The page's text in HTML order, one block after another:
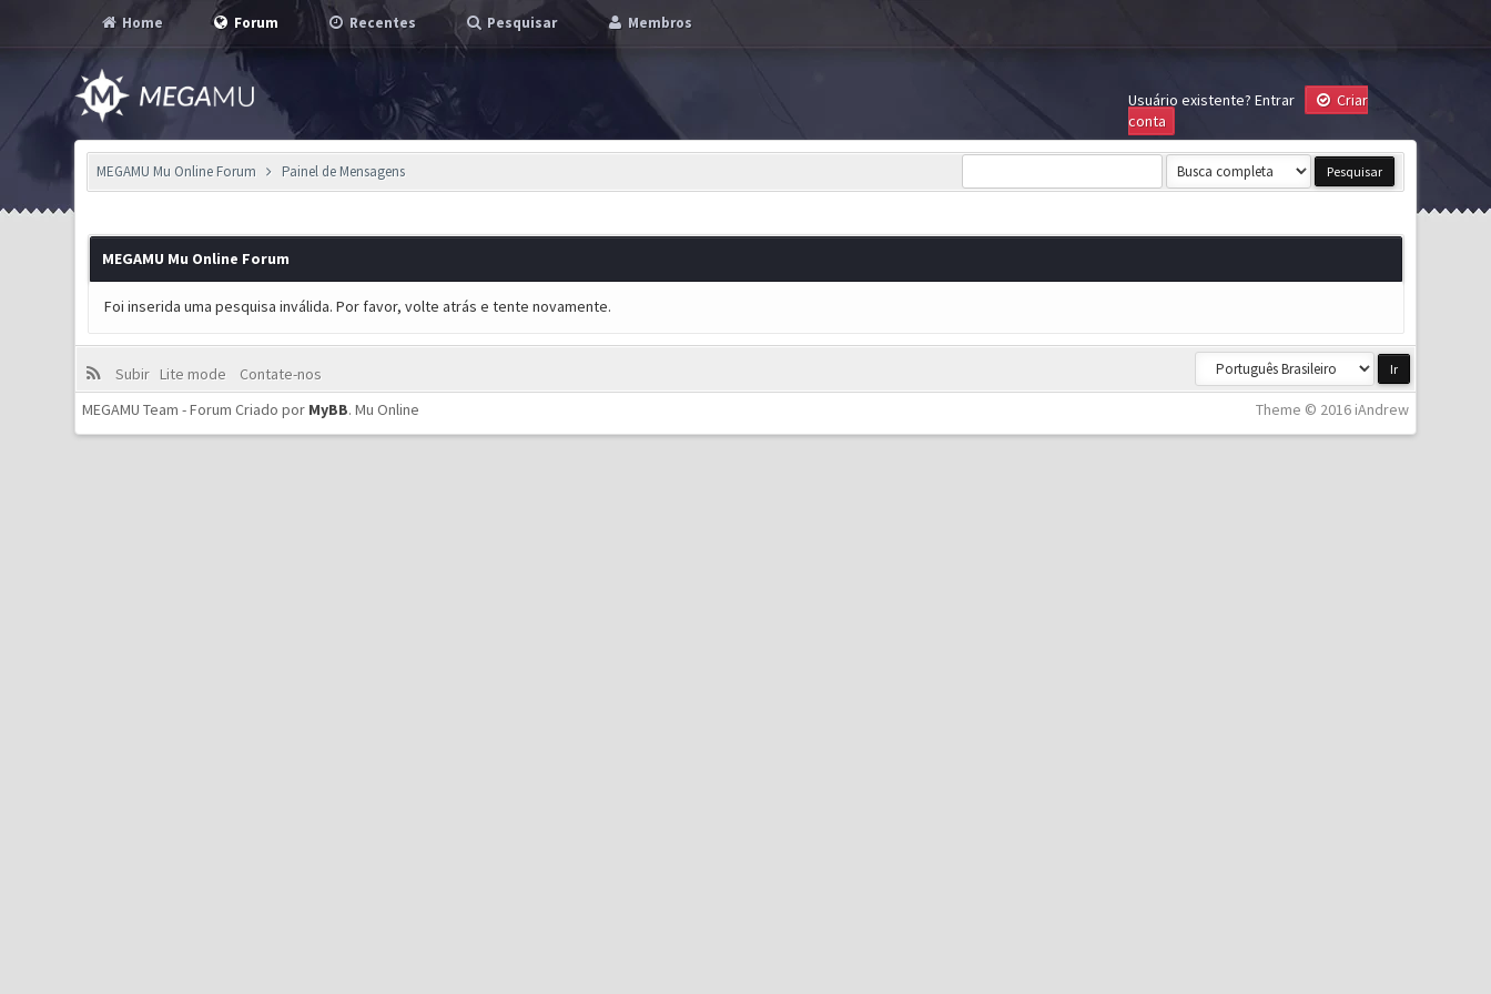
Home Forum Recentes Pesquisar Membros
Usuário existente? Entrar
Criar
conta
MEGAMU Mu Online Forum Painel de Mensagens
MEGAMU Mu Online Forum
Foi inserida uma pesquisa inválida. Por favor, volte atrás e tente novamente.
Subir Lite mode
Contate-nos
Theme © 2016 iAndrew
MEGAMU Team - Forum Criado por MyBB.Mu Online